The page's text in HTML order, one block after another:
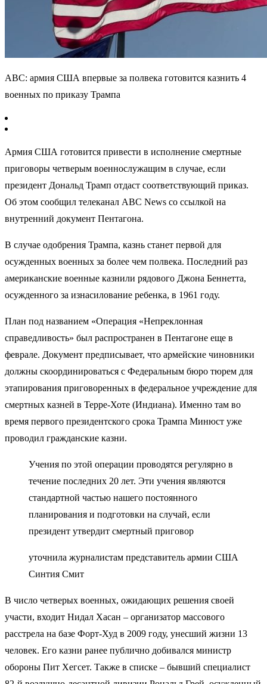
ABC: армия США впервые за полвека готовится казнить 4
военных по приказу Трампа
Армия США готовится привести в исполнение смертные
приговоры четверым военнослужащим в случае, если
президент Дональд Трамп отдаст соответствующий приказ.
Об этом сообщил телеканал ABC News со ссылкой на
внутренний документ Пентагона.
В случае одобрения Трампа, казнь станет первой для
осужденных военных за более чем полвека. Последний раз
американские военные казнили рядового Джона Беннетта,
осужденного за изнасилование ребенка, в 1961 году.
План под названием «Операция «Непреклонная
справедливость» был распространен в Пентагоне еще в
феврале. Документ предписывает, что армейские чиновники
должны скоординироваться с Федеральным бюро тюрем для
этапирования приговоренных в федеральное учреждение для
смертных казней в Терре-Хоте (Индиана). Именно там во
время первого президентского срока Трампа Минюст уже
проводил гражданские казни.
Учения по этой операции проводятся регулярно в
течение последних 20 лет. Эти учения являются
стандартной частью нашего постоянного
планирования и подготовки на случай, если
президент утвердит смертный приговор
уточнила журналистам представитель армии США
Синтия Смит
В число четверых военных, ожидающих решения своей
участи, входит Нидал Хасан – организатор массового
расстрела на базе Форт-Худ в 2009 году, унесший жизни 13
человек. Его казни ранее публично добивался министр
обороны Пит Хегсет. Также в списке – бывший специалист